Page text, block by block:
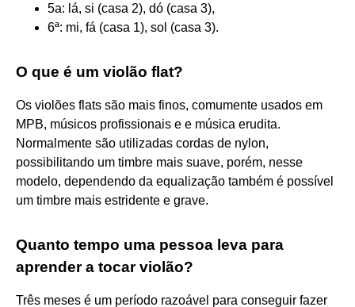
5a: lá, si (casa 2), dó (casa 3),
6ª: mi, fá (casa 1), sol (casa 3).
O que é um violão flat?
Os violões flats são mais finos, comumente usados em
MPB, músicos profissionais e e música erudita.
Normalmente são utilizadas cordas de nylon,
possibilitando um timbre mais suave, porém, nesse
modelo, dependendo da equalização também é possível
um timbre mais estridente e grave.
Quanto tempo uma pessoa leva para
aprender a tocar violão?
Três meses é um período razoável para conseguir fazer